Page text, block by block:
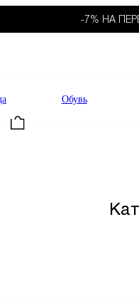
-7% НА
Обувь